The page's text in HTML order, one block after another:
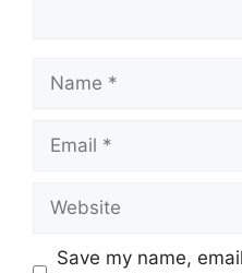
Name
Email
Website
Save my name,